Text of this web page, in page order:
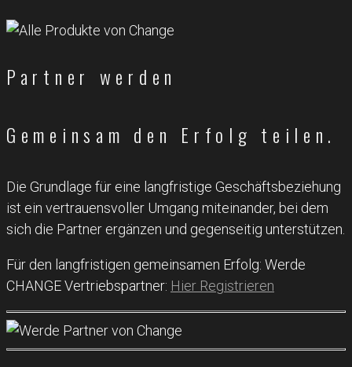
Partner werden
Gemeinsam den Erfolg teilen.
Die Grundlage für eine langfristige Geschäftsbeziehung
ist ein vertrauensvoller Umgang miteinander, bei dem
sich die Partner ergänzen und gegenseitig unterstützen.
Für den langfristigen gemeinsamen Erfolg: Werde
CHANGE Vertriebspartner: Hier Registrieren